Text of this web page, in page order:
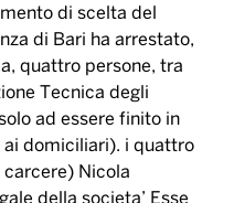
di scelta del
di Bari ha arrestato,
quattro persone, tra
Tecnica degli
ad essere finito in
ai domiciliari). i quattro
carcere) Nicola
della societa’ Esse